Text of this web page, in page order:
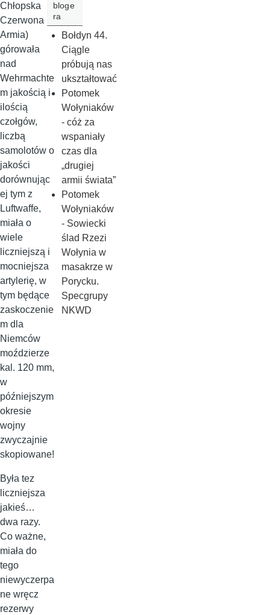
Chłopska
Czerwona
Armia)
górowała
nad
Wehrmachte
m jakością i
ilością
czołgów,
liczbą
samolotów o
jakości
dorównując
ej tym z
Luftwaffe,
miała o
wiele
liczniejszą i
mocniejsza
artylerię, w
tym będące
zaskoczenie
m dla
Niemców
moździerze
kal. 120 mm,
w
późniejszym
okresie
wojny
zwyczajnie
skopiowane!
Była tez
liczniejsza
jakieś…
dwa razy.
Co ważne,
miała do
tego
niewyczerpa
ne wręcz
rezerwy
bloge
ra
Bołdyn 44.
Ciągle
próbują nas
ukształtować
Potomek
Wołyniaków
- cóż za
wspaniały
czas dla
„drugiej
armii świata”
Potomek
Wołyniaków
- Sowiecki
ślad Rzezi
Wołynia w
masakrze w
Porycku.
Specgrupy
NKWD